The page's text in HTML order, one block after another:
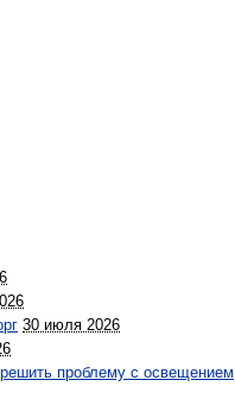
30 июля 2026
проблему с освещением